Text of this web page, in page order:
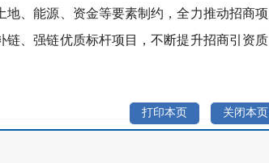
、能源、资金等要素制约，全力推动招商项
、强链优质标杆项目，不断提升招商引资质
打印本页 关闭本页